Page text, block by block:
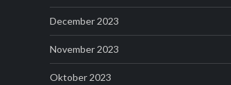
December 2023
November 2023
Oktober 2023